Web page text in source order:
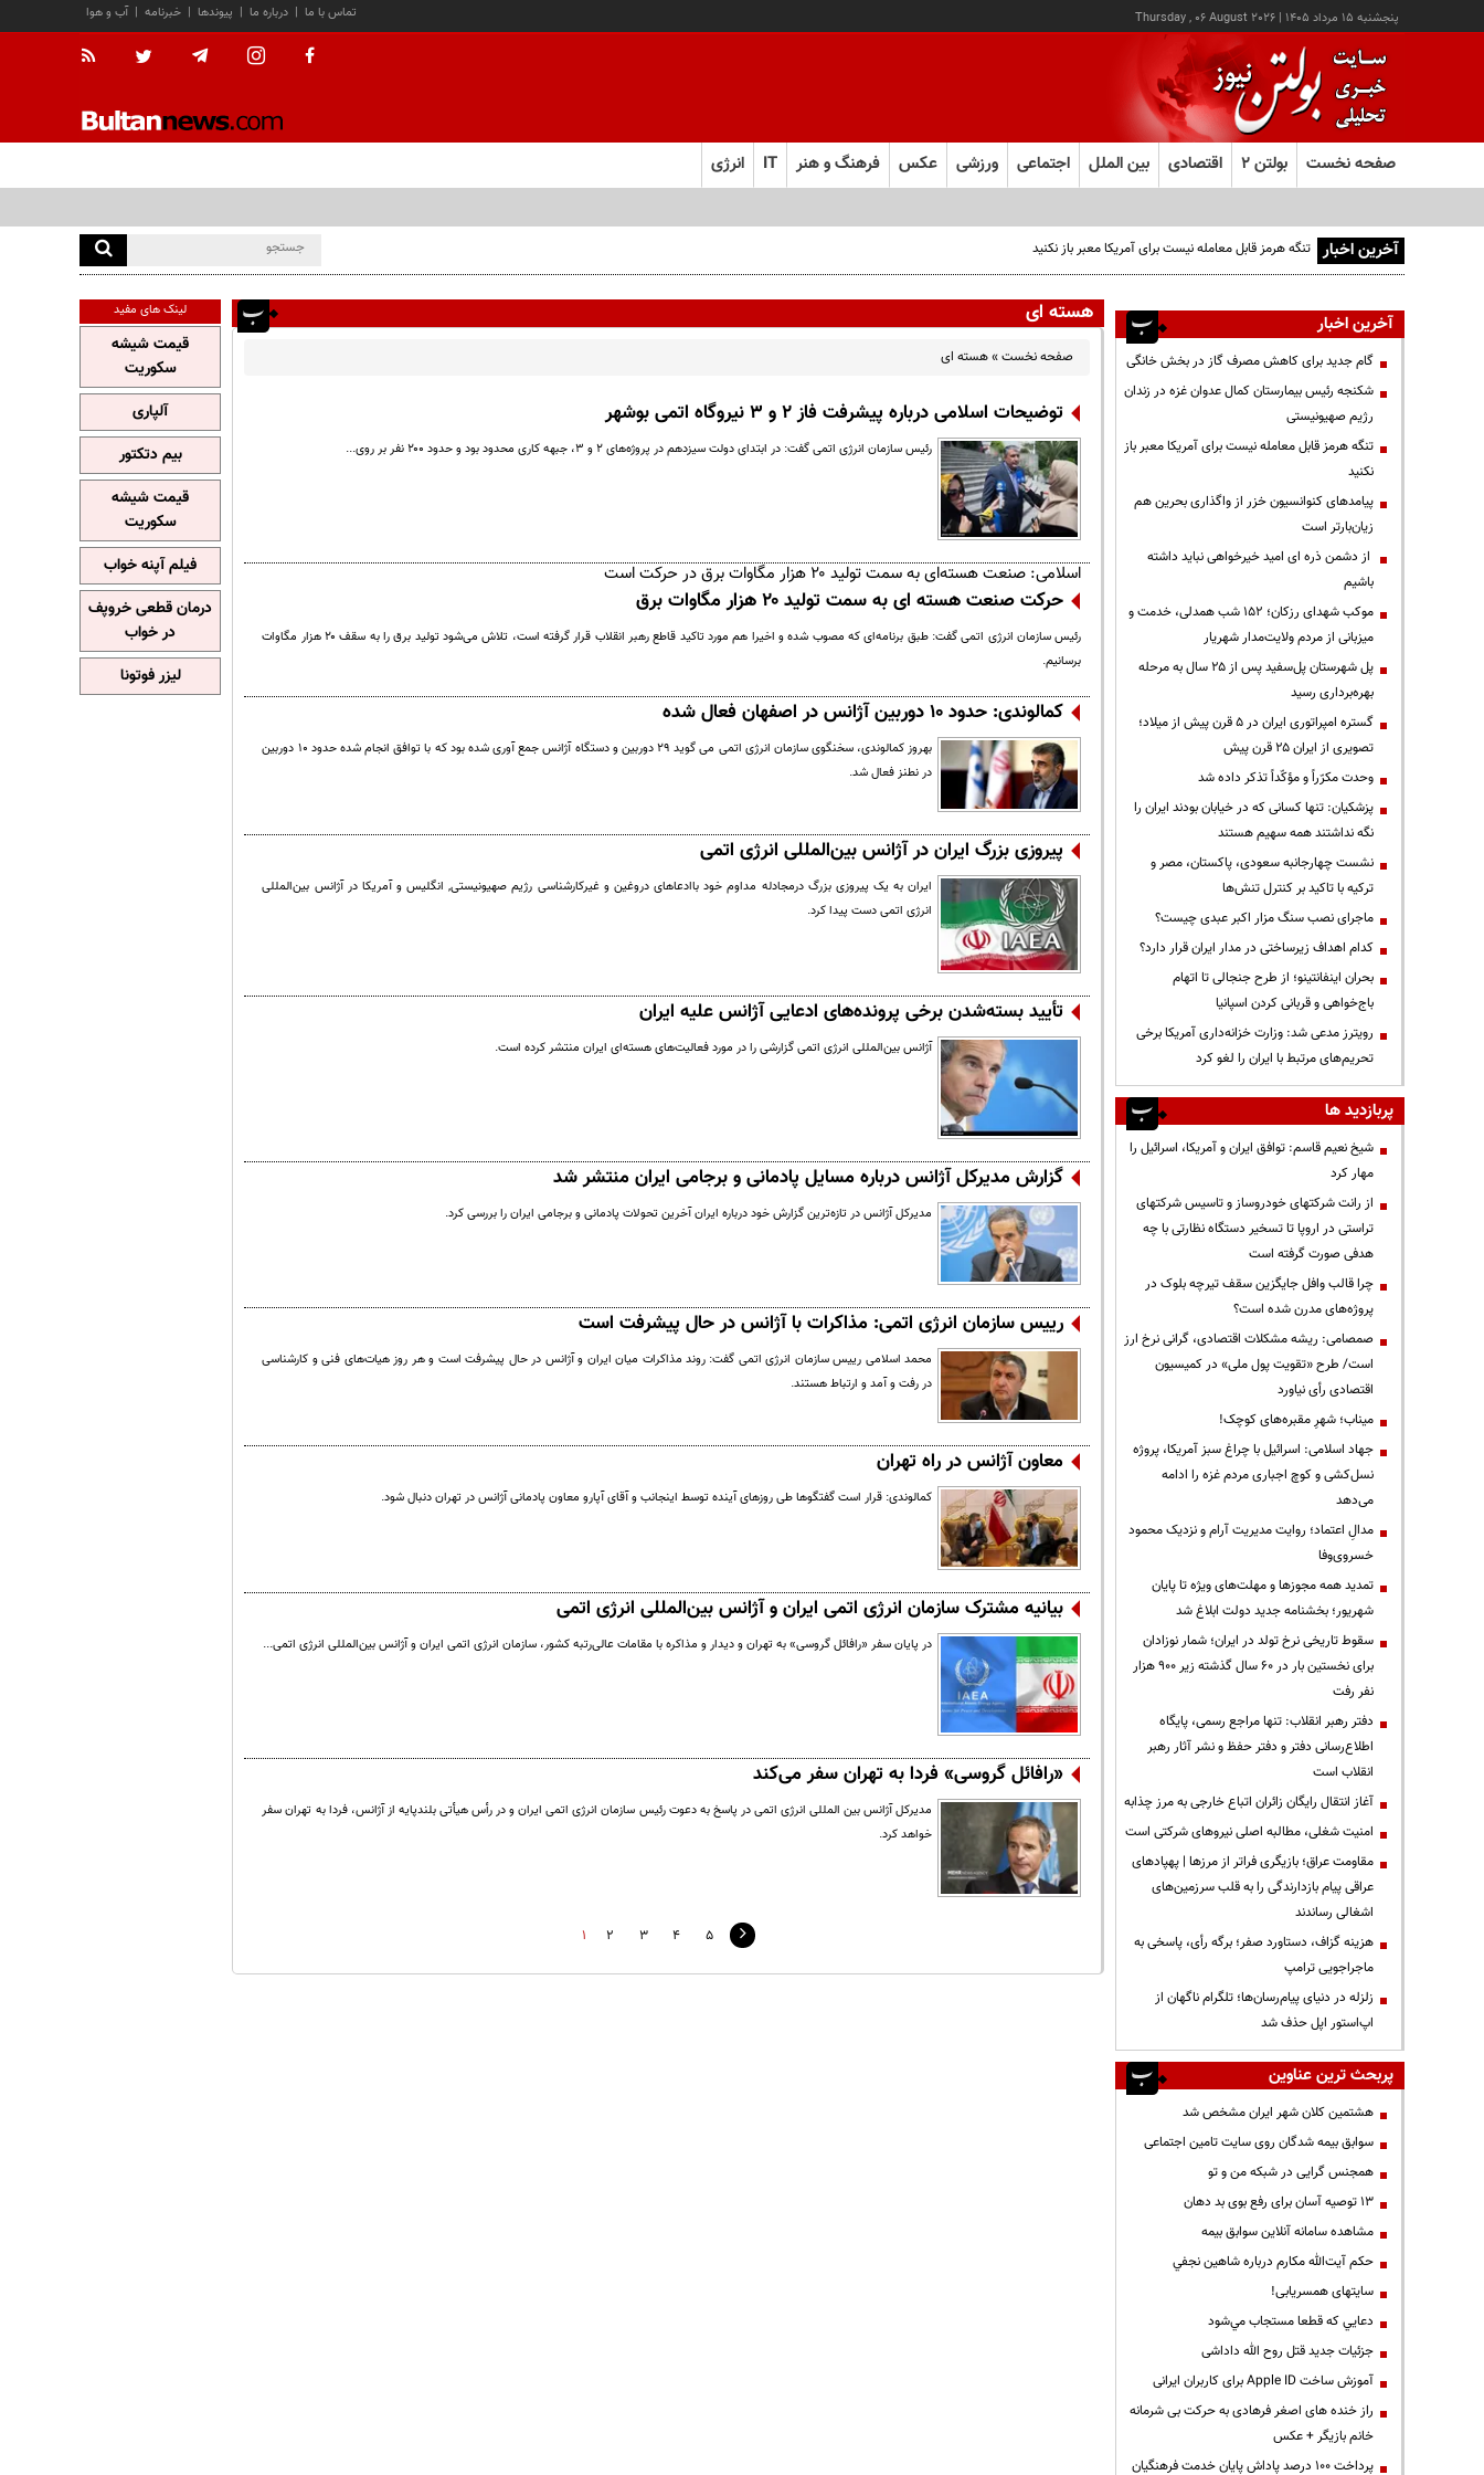
پنجشنبه ۱۵ مرداد ۱۴۰۵ |
Thursday , 06 August 2026 آب و هوا | خبرنامه | پیوندها | درباره ما | تماس با ما
صفحه نخست بولتن ۲ اقتصادی بین الملل اجتماعی ورزشی عکس فرهنگ و هنر IT انرژی
آخرین اخبار تنگه هرمز قابل معامله نیست برای آمریکا معبر باز نکنید
هسته ای
صفحه نخست»هسته ای
توضیحات اسلامی درباره پیشرفت فاز ۲ و ۳ نیروگاه اتمی بوشهر
رئیس سازمان انرژی اتمی گفت: در ابتدای دولت سیزدهم در پروژه‌های ۲ و ۳، جبهه کاری محدود بود و حدود ۲۰۰ نفر بر روی...
اسلامی: صنعت هسته‌ای به سمت تولید ۲۰ هزار مگاوات برق در حرکت است
حرکت صنعت هسته ای به سمت تولید ۲۰ هزار مگاوات برق
رئیس سازمان انرژی اتمی گفت: طبق برنامه‌ای که مصوب شده و اخیرا هم مورد تاکید قاطع رهبر انقلاب قرار گرفته است، تلاش می‌شود تولید برق را به سقف ۲۰ هزار مگاوات
برسانیم.
کمالوندی: حدود ۱۰ دوربین آژانس در اصفهان فعال شده
بهروز کمالوندی، سخنگوی سازمان انرژی اتمی می گوید ۲۹ دوربین و دستگاه آژانس جمع آوری شده بود که با توافق انجام شده حدود ۱۰ دوربین
در نطنز فعال شد.
پیروزی بزرگ ایران در آژانس بین‌المللی انرژی اتمی
ایران به یک پیروزی بزرگ درمجادله مداوم خود باادعاهای دروغین و غیرکارشناسی رژیم صهیونیستی, انگلیس و آمریکا در آژانس بین‌المللی
انرژی اتمی دست پیدا کرد.
تأیید بسته‌شدن برخی پرونده‌های ادعایی آژانس علیه ایران
آژانس بین‌المللی انرژی اتمی گزارشی را در مورد فعالیت‌های هسته‌ای ایران منتشر کرده است.
گزارش مدیرکل آژانس درباره مسایل پادمانی و برجامی ایران منتشر شد
مدیرکل آژانس در تازه‌ترین گزارش خود درباره ایران آخرین تحولات پادمانی و برجامی ایران را بررسی کرد.
رییس سازمان انرژی اتمی: مذاکرات با آژانس در حال پیشرفت است
محمد اسلامی رییس سازمان انرژی اتمی گفت: روند مذاکرات میان ایران و آژانس در حال پیشرفت است و هر روز هیات‌های فنی و کارشناسی
در رفت و آمد و ارتباط هستند.
معاون آژانس در راه تهران
کمالوندی: قرار است گفتگوها طی روزهای آینده توسط اینجانب و آقای آپارو معاون پادمانی آژانس در تهران دنبال شود.
بیانیه مشترک سازمان انرژی اتمی ایران و آژانس بین‌المللی انرژی اتمی
در پایان سفر «رافائل گروسی» به تهران و دیدار و مذاکره با مقامات عالی‌رتبه کشور، سازمان انرژی اتمی ایران و آژانس بین‌المللی انرژی اتمی...
«رافائل گروسی» فردا به تهران سفر می‌کند
مدیرکل آژانس بین المللی انرژی اتمی در پاسخ به دعوت رئیس سازمان انرژی اتمی ایران و در رأس هیأتی بلندپایه از آژانس، فردا به تهران سفر
خواهد کرد.
1 2 3 4 5
آخرین اخبار
گام جدید برای کاهش مصرف گاز در بخش خانگی
شکنجه رئیس بیمارستان کمال عدوان غزه در زندان
رژیم صهیونیستی
تنگه هرمز قابل معامله نیست برای آمریکا معبر باز
نکنید
پیامدهای کنوانسیون خزر از واگذاری بحرین هم
زیان‌بارتر است
از دشمن ذره ای امید خیرخواهی نباید داشته
باشیم
موکب شهدای رزکان؛ ۱۵۲ شب همدلی، خدمت و
میزبانی از مردم ولایت‌مدار شهریار
پل شهرستان پل‌سفید پس از ۲۵ سال به مرحله
بهره‌برداری رسید
گستره امپراتوری ایران در ۵ قرن پیش از میلاد؛
تصویری از ایران ۲۵ قرن پیش
وحدت مکرّراً و مؤکّداً تذکر داده شد
پزشکیان: تنها کسانی که در خیابان بودند ایران را
نگه نداشتند همه سهیم هستند
نشست چهارجانبه سعودی، پاکستان، مصر و
ترکیه با تاکید بر کنترل تنش‌ها
ماجرای نصب سنگ مزار اکبر عبدی چیست؟
کدام اهداف زیرساختی در مدار ایران قرار دارد؟
بحران اینفانتینو؛ از طرح جنجالی تا اتهام
باج‌خواهی و قربانی کردن اسپانیا
رویترز مدعی شد: وزارت خزانه‌داری آمریکا برخی
تحریم‌های مرتبط با ایران را لغو کرد
پربازدید ها
شیخ نعیم قاسم: توافق ایران و آمریکا، اسرائیل را
مهار کرد
از رانت‌ شرکتهای خودروساز و تاسیس شرکتهای
تراستی در اروپا تا تسخیر دستگاه نظارتی با چه
هدفی صورت گرفته است
چرا قالب وافل جایگزین سقف تیرچه بلوک در
پروژه‌های مدرن شده است؟
صمصامی: ریشه مشکلات اقتصادی، گرانی نرخ ارز
است/ طرح «تقویت پول ملی» در کمیسیون
اقتصادی رأی نیاورد
میناب؛ شهرِ مقبره‌های کوچک!
جهاد اسلامی: اسرائیل با چراغ سبز آمریکا، پروژه
نسل‌کشی و کوچ اجباری مردم غزه را ادامه
می‌دهد
مدالِ اعتماد؛ روایت مدیریت آرام و نزدیک محمود
خسروی‌وفا
تمدید همه مجوزها و مهلت‌های ویژه تا پایان
شهریور؛ بخشنامه جدید دولت ابلاغ شد
سقوط تاریخی نرخ تولد در ایران؛ شمار نوزادان
برای نخستین بار در ۶۰ سال گذشته زیر ۹۰۰ هزار
نفر رفت
دفتر رهبر انقلاب: تنها مراجع رسمی، پایگاه
اطلاع‌رسانی دفتر و دفتر حفظ و نشر آثار رهبر
انقلاب است
آغاز انتقال رایگان زائران اتباع خارجی به مرز چذابه
‌امنیت شغلی، مطالبه اصلی نیروهای شرکتی است
مقاومت عراق؛ بازیگری فراتر از مرزها | پهپادهای
عراقی پیام بازدارندگی را به قلب سرزمین‌های
اشغالی رساندند
هزینه گزاف، دستاورد صفر؛ برگه رأی، پاسخی به
ماجراجویی ترامپ
زلزله در دنیای پیام‌رسان‌ها؛ تلگرام ناگهان از
اپ‌استور اپل حذف شد
پربحث ترین عناوین
هشتمین کلان شهر ایران مشخص شد
سوابق بیمه شدگان روی سایت تامین اجتماعی
همجنس گرایی در شبکه من و تو
13 توصیه آسان برای رفع بوی بد دهان
مشاهده سامانه آنلاين سوابق بیمه
حكم آيت‌الله مكارم درباره شاهين نجفي
سایتهای همسریابی!
دعايي كه قطعا مستجاب مي‌شود
جزئیات جدید قتل روح الله داداشی
آموزش ساخت Apple ID برای کاربران ایرانی
راز خنده های اصغر فرهادی به حرکت بی شرمانه
خانم بازیگر + عکس
پرداخت ۱۰۰ درصد پاداش پایان خدمت فرهنگیان
لینک های مفید
قیمت شیشه
سکوریت
آلپاری
بیم دتکتور
قیمت شیشه
سکوریت
فیلم آپنه خواب
درمان قطعی خروپف
در خواب
لیزر فوتونا